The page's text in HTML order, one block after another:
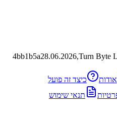
4bb1b5a28.06.2026,
כיצד זה פועל
תנאי שימוש